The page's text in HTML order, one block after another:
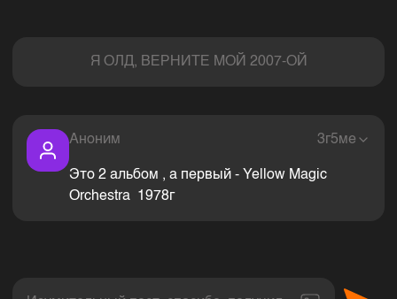
Я ОЛД, ВЕРНИТЕ МОЙ 2007-ОЙ
Аноним 3г5ме
Это 2 альбом , а первый - Yellow Magic
Orchestra 1978г